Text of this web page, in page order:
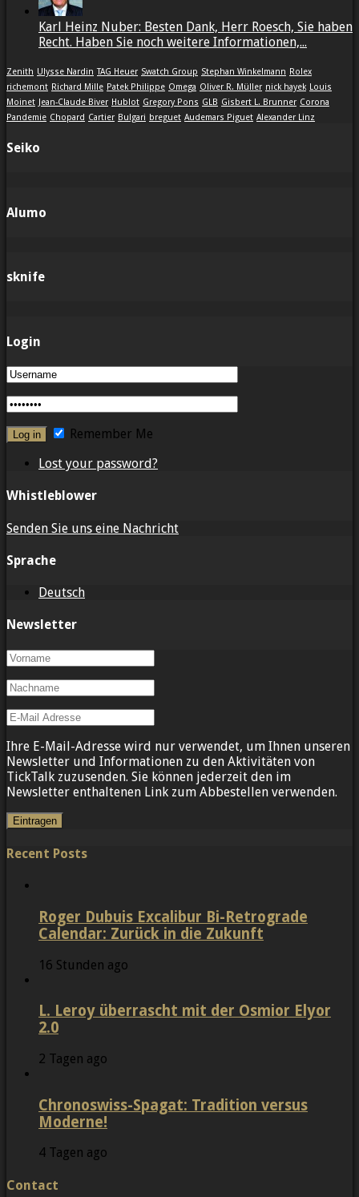
Karl Heinz Nuber: Besten Dank, Herr Roesch, Sie haben
Recht. Haben Sie noch weitere Informationen,...
Zenith Ulysse Nardin TAG Heuer Swatch Group Stephan Winkelmann Rolex
richemont Richard Mille Patek Philippe Omega Oliver R. Müller nick hayek Louis
Moinet Jean-Claude Biver Hublot Gregory Pons GLB Gisbert L. Brunner Corona
Pandemie Chopard Cartier Bulgari breguet Audemars Piguet Alexander Linz
Seiko
Alumo
sknife
Login
Remember Me
Lost your password?
Whistleblower
Senden Sie uns eine Nachricht
Sprache
Deutsch
Newsletter
Ihre E-Mail-Adresse wird nur verwendet, um Ihnen unseren
Newsletter und Informationen zu den Aktivitäten von
TickTalk zuzusenden. Sie können jederzeit den im
Newsletter enthaltenen Link zum Abbestellen verwenden.
Recent Posts
Roger Dubuis Excalibur Bi-Retrograde
Calendar: Zurück in die Zukunft
16 Stunden ago
L. Leroy überrascht mit der Osmior Elyor
2.0
2 Tagen ago
Chronoswiss-Spagat: Tradition versus
Moderne!
4 Tagen ago
Contact